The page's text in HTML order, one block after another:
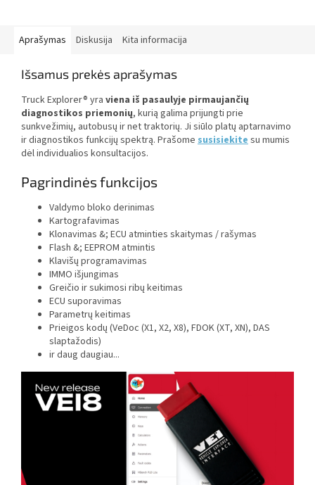
Aprašymas Diskusija Kita informacija
Išsamus prekės aprašymas
Truck Explorer® yra viena iš pasaulyje pirmaujančių
diagnostikos priemonių, kurią galima prijungti prie
sunkvežimių, autobusų ir net traktorių. Ji siūlo platų aptarnavimo
ir diagnostikos funkcijų spektrą. Prašome susisiekitesu mumis
dėl individualios konsultacijos.
Pagrindinės funkcijos
Valdymo bloko derinimas
Kartografavimas
Klonavimas &; ECU atminties skaitymas / rašymas
Flash &; EEPROM atmintis
Klavišų programavimas
IMMO išjungimas
Greičio ir sukimosi ribų keitimas
ECU suporavimas
Parametrų keitimas
Prieigos kodų (VeDoc (X1, X2, X8), FDOK (XT, XN), DAS
slaptažodis)
ir daug daugiau...